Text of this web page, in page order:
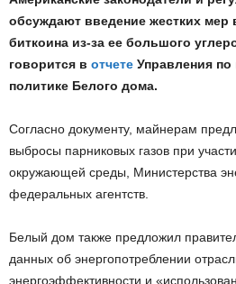
обсуждают введение жестких
биткоина из-за ее большого
говорится в отчете Управления по
политике Белого дома.
Согласно документу, майнерам
выбросы парниковых газов при
окружающей среды, Министерства
федеральных агентств.
Белый дом также предложил
данных об энергопотреблении
энергоэффективности и